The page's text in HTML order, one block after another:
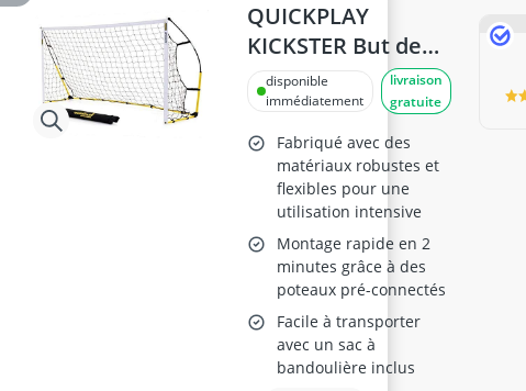
QUICKPLAY
KICKSTER But de
Football 8x5ft
disponible
immédiatement
livraison
gratuite
Fabriqué avec des
matériaux robustes et
flexibles pour une
utilisation intensive
Montage rapide en 2
minutes grâce à des
poteaux pré-connectés
Facile à transporter
avec un sac à
bandoulière inclus